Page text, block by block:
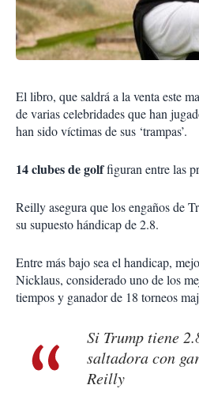
El libro, que saldrá a la venta este
de varias celebridades que han
han sido víctimas de sus ‘trampas’.
14 clubes de golffiguran entre las
Reilly asegura que los engaños de
su supuesto hándicap de 2.8.
Entre más bajo sea el handicap,
Nicklaus, considerado uno de los
tiempos y ganador de 18 torneos
Si Trump tiene
saltadora con
Reilly